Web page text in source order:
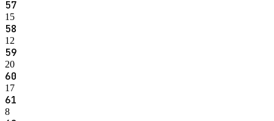
57
15
58
12
59
20
60
17
61
8